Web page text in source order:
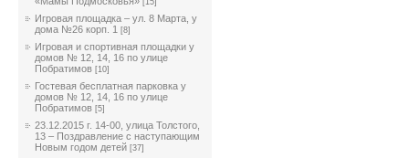
[15]
Игровая площадка – ул. 8 Марта, у
дома №26 корп. 1 [8]
Игровая и спортивная площадки у
домов № 12, 14, 16 по улице
Побратимов [10]
Гостевая бесплатная парковка у
домов № 12, 14, 16 по улице
Побратимов [5]
23.12.2015 г. 14-00, улица Толстого,
13 – Поздравление с наступающим
Новым годом детей [37]